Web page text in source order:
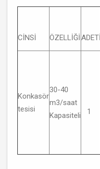
CİNSİ ÖZELLİĞİADETİ
Konkasör
tesisi
30-40
m3/saat
Kapasiteli
1